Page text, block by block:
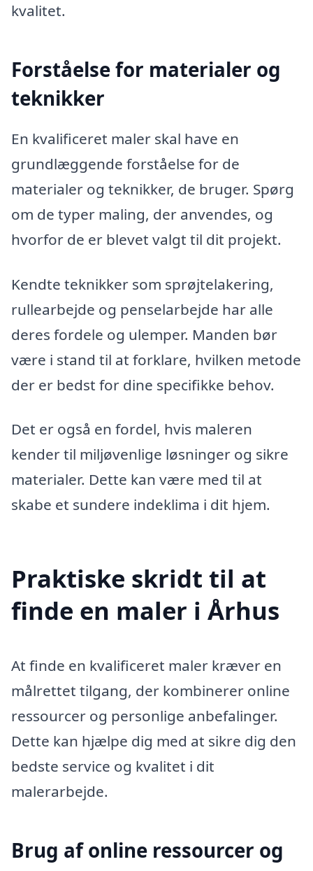
kvalitet.
Forståelse for materialer og
teknikker
En kvalificeret maler skal have en
grundlæggende forståelse for de
materialer og teknikker, de bruger. Spørg
om de typer maling, der anvendes, og
hvorfor de er blevet valgt til dit projekt.
Kendte teknikker som sprøjtelakering,
rullearbejde og penselarbejde har alle
deres fordele og ulemper. Manden bør
være i stand til at forklare, hvilken metode
der er bedst for dine specifikke behov.
Det er også en fordel, hvis maleren
kender til miljøvenlige løsninger og sikre
materialer. Dette kan være med til at
skabe et sundere indeklima i dit hjem.
Praktiske skridt til at
finde en maler i Århus
At finde en kvalificeret maler kræver en
målrettet tilgang, der kombinerer online
ressourcer og personlige anbefalinger.
Dette kan hjælpe dig med at sikre dig den
bedste service og kvalitet i dit
malerarbejde.
Brug af online ressourcer og